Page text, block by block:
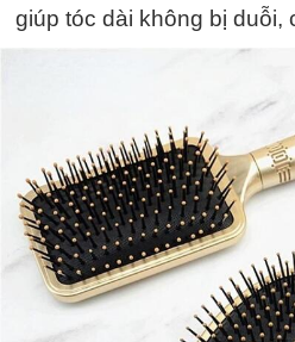
giúp tóc dài không bị duỗi,